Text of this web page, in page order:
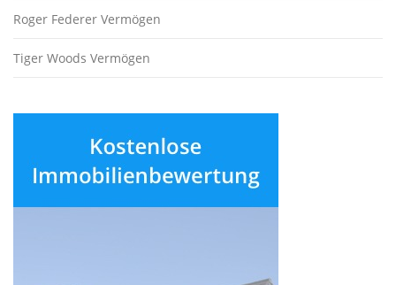
Roger Federer Vermögen
Tiger Woods Vermögen